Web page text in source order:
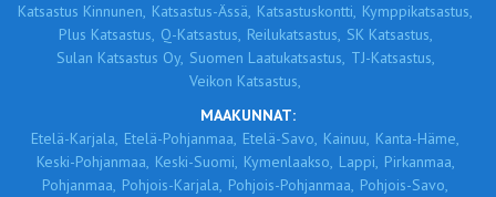
Katsastus Kinnunen, Katsastus-Ässä, Katsastuskontti, Kymppikatsastus,
Plus Katsastus, Q-Katsastus, Reilukatsastus, SK Katsastus,
Sulan Katsastus Oy, Suomen Laatukatsastus, TJ-Katsastus,
Veikon Katsastus,
MAAKUNNAT:
Etelä-Karjala, Etelä-Pohjanmaa, Etelä-Savo, Kainuu, Kanta-Häme,
Keski-Pohjanmaa, Keski-Suomi, Kymenlaakso, Lappi, Pirkanmaa,
Pohjanmaa, Pohjois-Karjala, Pohjois-Pohjanmaa, Pohjois-Savo,